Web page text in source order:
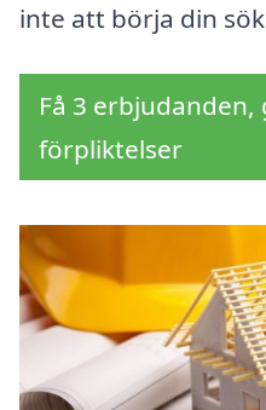
inte att börja din
Få 3
förpliktelser